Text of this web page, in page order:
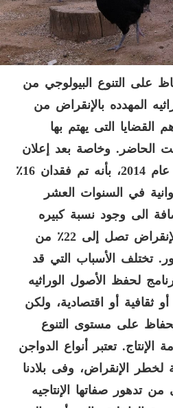
على التنوع البيولوجي من
المهدده بالإنقراض من
القضايا
التى يهتم بها
الحاضر . وخاصة بعد إعلان
عام 2014، بأنه تم فقدان
٪
في السنوات العشر
الى وجود نسبة كبيره
تصل إلى 22٪ من
.تختلف الأسباب التي قد
لحفظ الأصول الوراثيه
ثقافية أو اقتصادية، ولكن
على مستوى التنوع
الإنتاج.تعتبر أنواع الدواجن
لخطر الإنقراض، وفى بلادنا
من تدهور صفاتها الإنتاجيه